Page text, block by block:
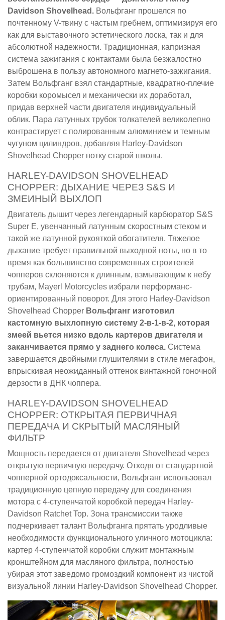
Davidson Shovelhead. Вольфганг прошелся по
почтенному V-твину с частым гребнем, оптимизируя его
как для выставочного эстетического лоска, так и для
абсолютной надежности. Традиционная, капризная
система зажигания с контактами была безжалостно
выброшена в пользу автономного магнето-зажигания.
Затем Вольфганг взял стандартные, квадратно-плечие
коробки коромысел и механически их доработал,
придав верхней части двигателя индивидуальный
облик. Пара латунных трубок толкателей великолепно
контрастирует с полированным алюминием и темным
чугуном цилиндров, добавляя Harley-Davidson
Shovelhead Chopper нотку старой школы.
HARLEY-DAVIDSON SHOVELHEAD
CHOPPER: ДЫХАНИЕ ЧЕРЕЗ S&S И
ЗМЕИНЫЙ ВЫХЛОП
Двигатель дышит через легендарный карбюратор S&S
Super E, увенчанный латунным скоростным стеком и
такой же латунной рукояткой обогатителя. Тяжелое
дыхание требует правильной выходной ноты, но в то
время как большинство современных строителей
чопперов склоняются к длинным, взмывающим к небу
трубам, Mayerl Motorcycles избрали перформанс-
ориентированный поворот. Для этого Harley-Davidson
Shovelhead Chopper Вольфганг изготовил
кастомную выхлопную систему 2-в-1-в-2, которая
змеей вьется низко вдоль картеров двигателя и
заканчивается прямо у заднего колеса. Система
завершается двойными глушителями в стиле мегафон,
впрыскивая неожиданный оттенок винтажной гоночной
дерзости в ДНК чоппера.
HARLEY-DAVIDSON SHOVELHEAD
CHOPPER: ОТКРЫТАЯ ПЕРВИЧНАЯ
ПЕРЕДАЧА И СКРЫТЫЙ МАСЛЯНЫЙ
ФИЛЬТР
Мощность передается от двигателя Shovelhead через
открытую первичную передачу. Отходя от стандартной
чопперной ортодоксальности, Вольфганг использовал
традиционную цепную передачу для соединения
мотора с 4-ступенчатой коробкой передач Harley-
Davidson Ratchet Top. Зона трансмиссии также
подчеркивает талант Вольфганга прятать уродливые
необходимости функционального уличного мотоцикла:
картер 4-ступенчатой коробки служит монтажным
кронштейном для масляного фильтра, полностью
убирая этот заведомо громоздкий компонент из чистой
визуальной линии Harley-Davidson Shovelhead Chopper.